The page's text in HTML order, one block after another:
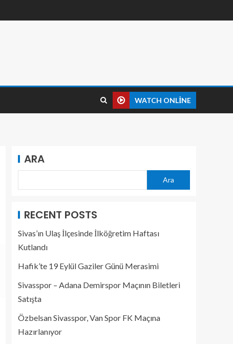
WATCH ONLINE
ARA
Ara
RECENT POSTS
Sivas’ın Ulaş İlçesinde İlköğretim Haftası
Kutlandı
Hafik’te 19 Eylül Gaziler Günü Merasimi
Sivasspor – Adana Demirspor Maçının Biletleri
Satışta
Özbelsan Sivasspor, Van Spor FK Maçına
Hazırlanıyor